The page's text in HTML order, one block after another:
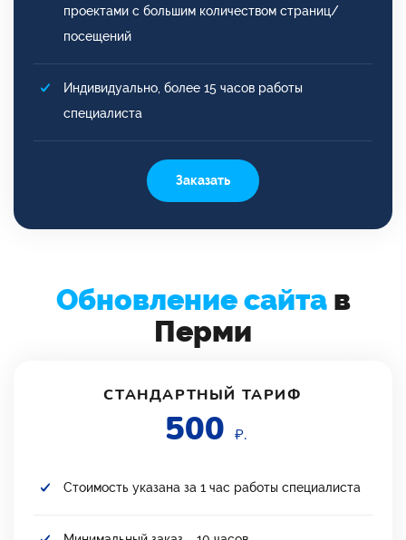
проектами с большим количеством страниц/
посещений
Индивидуально, более 15 часов работы
специалиста
Заказать
Обновление сайтав
Перми
СТАНДАРТНЫЙ ТАРИФ
500 ₽.
Стоимость указана за 1 час работы специалиста